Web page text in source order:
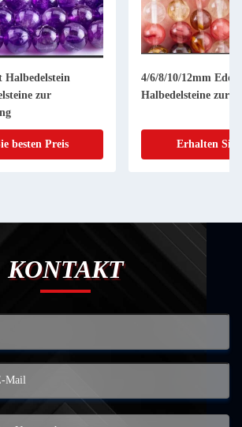
Halbedelstein
zur
besten Preis
4/6/8/10/12mm
Halbedelsteine zur
Erhalten Sie
KONTAKT